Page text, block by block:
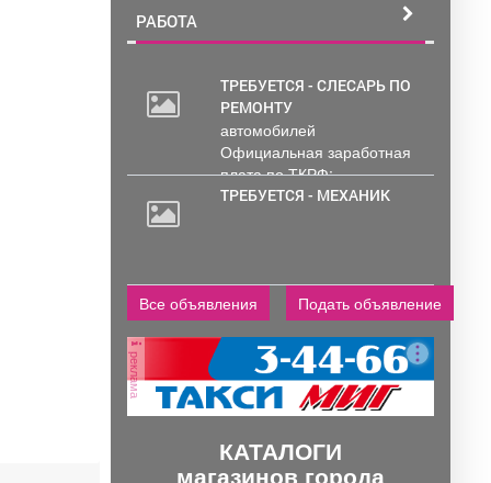
РАБОТА
ТРЕБУЕТСЯ - СЛЕСАРЬ ПО
РЕМОНТУ
автомобилей
Официальная заработная
плата по ТКРФ;
социальные гарантии и
руб.
ТРЕБУЕТСЯ - МЕХАНИК
Все объявления
Подать объявление
реклама
КАТАЛОГИ
магазинов города